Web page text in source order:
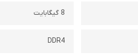
8 گيگابايت
DDR4